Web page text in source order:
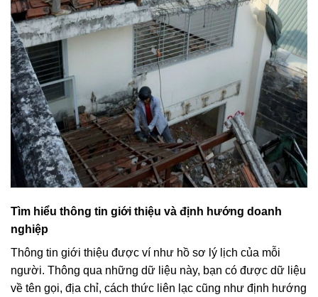
Tìm hiểu thông tin giới thiệu và định hướng doanh
nghiệp
Thông tin giới thiệu được ví như hồ sơ lý lịch của mỗi
người. Thông qua những dữ liệu này, bạn có được dữ liệu
về tên gọi, địa chỉ, cách thức liên lạc cũng như định hướng